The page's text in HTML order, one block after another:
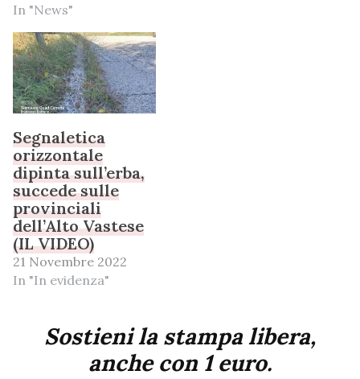
In "News"
Segnaletica
orizzontale
dipinta sull’erba,
succede sulle
provinciali
dell’Alto Vastese
(IL VIDEO)
21 Novembre 2022
In "In evidenza"
Sostieni la stampa libera,
anche con 1 euro.